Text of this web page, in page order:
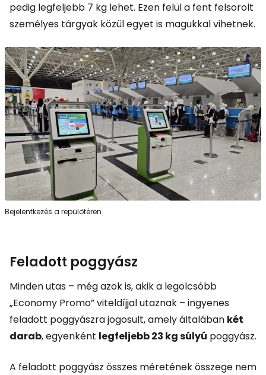
pedig legfeljebb 7 kg lehet. Ezen felül a fent felsorolt
személyes tárgyak közül egyet is magukkal vihetnek.
Bejelentkezés a repülőtéren
Feladott poggyász
Minden utas – még azok is, akik a legolcsóbb
„Economy Promo” viteldíjjal utaznak – ingyenes
feladott poggyászra jogosult, amely általában két
darab, egyenként legfeljebb 23 kg súlyú poggyász.
A feladott poggyász összes méretének összege nem